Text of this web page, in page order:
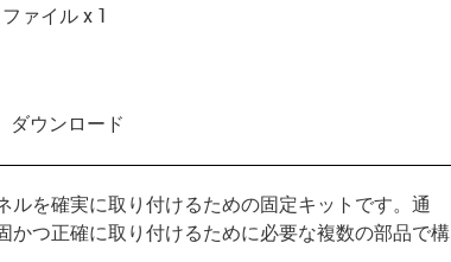
ァイル x 1
ダウンロード
を確実に取り付けるための固定キットです。通
かつ正確に取り付けるために必要な複数の部品で構